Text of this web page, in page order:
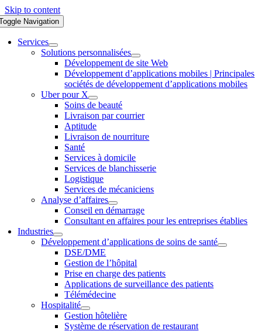
Skip to content
Navigation
Services
Solutions personnalisées
Développement de site Web
Développement d’applications mobiles | Principales
sociétés de développement d’applications mobiles
Uber pour X
Soins de beauté
Livraison par courrier
Aptitude
Livraison de nourriture
Santé
Services à domicile
Services de blanchisserie
Logistique
Services de mécaniciens
Analyse d’affaires
Conseil en démarrage
Consultant en affaires pour les entreprises établies
Industries
Développement d’applications de soins de santé
DSE/DME
Gestion de l’hôpital
Prise en charge des patients
Applications de surveillance des patients
Télémédecine
Hospitalité
Gestion hôtelière
Système de réservation de restaurant